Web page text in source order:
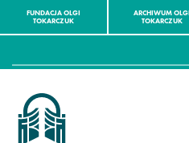
FUNDACJA OLGI
TOKARCZUK
ARCHIWUM OLGI
TOKARCZUK